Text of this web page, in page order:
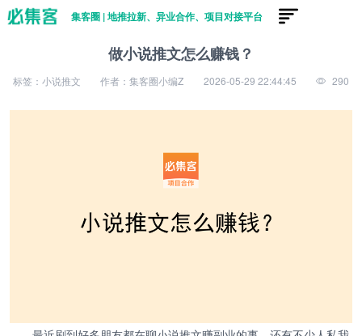
集客圈 | 地推拉新、异业合作、项目对接平台
做小说推文怎么赚钱？
标签：小说推文 作者：集客圈小编Z 2026-05-29 22:44:45 290